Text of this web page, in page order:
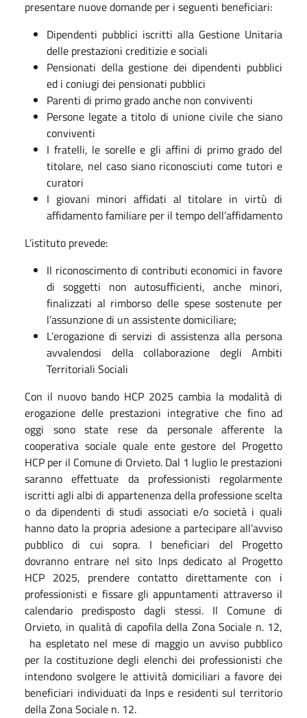
presentare nuove domande per i seguenti beneficiari:
Dipendenti pubblici iscritti alla Gestione Unitaria
delle prestazioni creditizie e sociali
Pensionati della gestione dei dipendenti pubblici
ed i coniugi dei pensionati pubblici
Parenti di primo grado anche non conviventi
Persone legate a titolo di unione civile che siano
conviventi
I fratelli, le sorelle e gli affini di primo grado del
titolare, nel caso siano riconosciuti come tutori e
curatori
I giovani minori affidati al titolare in virtù di
affidamento familiare per il tempo dell’affidamento
L’istituto prevede:
Il riconoscimento di contributi economici in favore
di soggetti non autosufficienti, anche minori,
finalizzati al rimborso delle spese sostenute per
l’assunzione di un assistente domiciliare;
L’erogazione di servizi di assistenza alla persona
avvalendosi della collaborazione degli Ambiti
Territoriali Sociali
Con il nuovo bando HCP 2025 cambia la modalità di
erogazione delle prestazioni integrative che fino ad
oggi sono state rese da personale afferente la
cooperativa sociale quale ente gestore del Progetto
HCP per il Comune di Orvieto. Dal 1 luglio le prestazioni
saranno effettuate da professionisti regolarmente
iscritti agli albi di appartenenza della professione scelta
o da dipendenti di studi associati e/o società i quali
hanno dato la propria adesione a partecipare all’avviso
pubblico di cui sopra. I beneficiari del Progetto
dovranno entrare nel sito Inps dedicato al Progetto
HCP 2025, prendere contatto direttamente con i
professionisti e fissare gli appuntamenti attraverso il
calendario predisposto dagli stessi. Il Comune di
Orvieto, in qualità di capofila della Zona Sociale n. 12,
ha espletato nel mese di maggio un avviso pubblico
per la costituzione degli elenchi dei professionisti che
intendono svolgere le attività domiciliari a favore dei
beneficiari individuati da Inps e residenti sul territorio
della Zona Sociale n. 12.